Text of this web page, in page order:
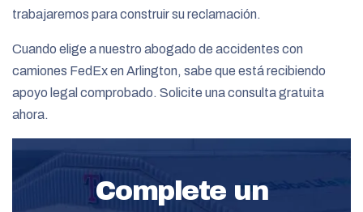
trabajaremos para construir su reclamación.
Cuando elige a nuestro abogado de accidentes con
camiones FedEx en Arlington, sabe que está recibiendo
apoyo legal comprobado. Solicite una consulta gratuita
ahora.
Complete un